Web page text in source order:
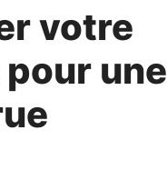
votre
une